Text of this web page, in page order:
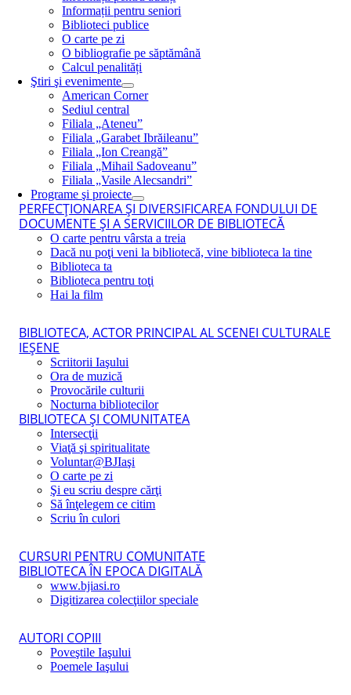
Informații pentru seniori
Biblioteci publice
O carte pe zi
O bibliografie pe săptămână
Calcul penalități
Ştiri şi evenimente
American Corner
Sediul central
Filiala „Ateneu”
Filiala „Garabet Ibrăileanu”
Filiala „Ion Creangă”
Filiala „Mihail Sadoveanu”
Filiala „Vasile Alecsandri”
Programe şi proiecte
PERFECŢIONAREA ŞI DIVERSIFICAREA FONDULUI DE
DOCUMENTE ŞI A SERVICIILOR DE BIBLIOTECĂ
O carte pentru vârsta a treia
Dacă nu poţi veni la bibliotecă, vine biblioteca la tine
Biblioteca ta
Biblioteca pentru toţi
Hai la film
BIBLIOTECA, ACTOR PRINCIPAL AL SCENEI CULTURALE
IEŞENE
Scriitorii Iaşului
Ora de muzică
Provocările culturii
Nocturna bibliotecilor
BIBLIOTECA ŞI COMUNITATEA
Intersecţii
Viaţă şi spiritualitate
Voluntar@BJIaşi
O carte pe zi
Şi eu scriu despre cărţi
Să înţelegem ce citim
Scriu în culori
CURSURI PENTRU COMUNITATE
BIBLIOTECA ÎN EPOCA DIGITALĂ
www.bjiasi.ro
Digitizarea colecţiilor speciale
AUTORI COPIII
Poveştile Iaşului
Poemele Iaşului